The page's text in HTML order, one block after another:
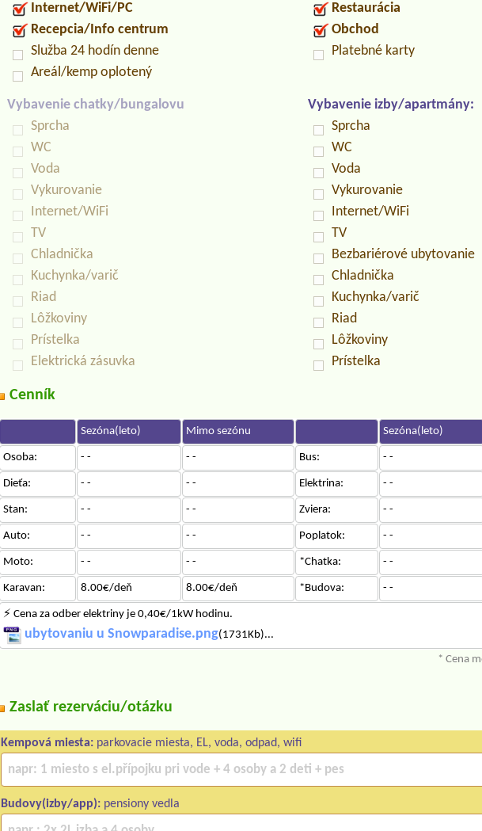
Internet/WiFi/PC
Recepcia/Info centrum
Služba 24 hodín denne
Areál/kemp oplotený
Restaurácia
Obchod
Platebné karty
Vybavenie chatky/bungalovu
Sprcha
WC
Voda
Vykurovanie
Internet/WiFi
TV
Chladnička
Kuchynka/varič
Riad
Lôžkoviny
Prístelka
Elektrická zásuvka
Vybavenie izby/apartmány:
Sprcha
WC
Voda
Vykurovanie
Internet/WiFi
TV
Bezbariérové ubytovanie
Chladnička
Kuchynka/varič
Riad
Lôžkoviny
Prístelka
Cenník
Sezóna(leto) Mimo sezónu Sezóna(leto)
Osoba: - - - - Bus: - -
Dieťa: - - - - Elektrina: - -
Stan: - - - - Zviera: - -
Auto: - - - - Poplatok: - -
Moto: - - - - *Chatka: - -
Karavan: 8.00€/deň 8.00€/deň *Budova: - -
⚡ Cena za odber elektriny je 0,40€/1kW hodinu.
ubytovaniu u Snowparadise.png(1731Kb)...
* Cena
Zaslať rezerváciu/otázku
Kempová miesta: parkovacie miesta, EL, voda, odpad, wifi
Budovy(izby/app): pensiony vedla